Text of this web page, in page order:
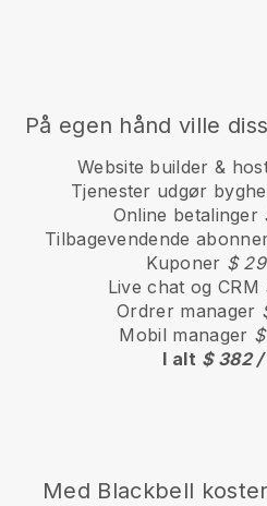
På egen hånd ville
Website builder &
Tjenester udgør
Online betalinger
Tilbagevendende
Kuponer $
Live chat og CRM
Ordrer manager
Mobil manager
I alt $ 382
Med Blackbell